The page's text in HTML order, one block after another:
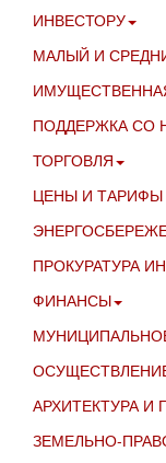
ИНВЕСТОРУ
МАЛЫЙ И
ПОДДЕРЖКА СО
ТОРГОВЛЯ
ЦЕНЫ И ТАРИФЫ
ПРОКУРАТУРА
ФИНАНСЫ
АРХИТЕКТУРА И
ЗЕМЕЛЬНО-